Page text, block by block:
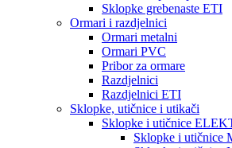
Sklopke grebenaste ETI
Ormari i razdjelnici
Ormari metalni
Ormari PVC
Pribor za ormare
Razdjelnici
Razdjelnici ETI
Sklopke, utičnice i utikači
Sklopke i utičnice
Sklopke i utičnice